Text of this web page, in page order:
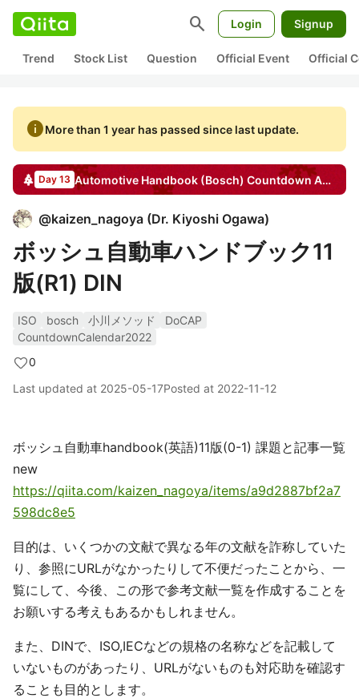
search Login Signup
Trend Stock List Question Official Event Official
infoMore than 1 year has passed since last update.
Day 13 Automotive Handbook (Bosch) Countdown Advent Calendar
@kaizen_nagoya (Dr. Kiyoshi Ogawa)
ボッシュ自動車ハンドブック11
版(R1) DIN
ISO bosch 小川メソッド
DoCAP
CountdownCalendar2022
0
Last updated at 2025-05-17Posted at 2022-11-12
ボッシュ自動車handbook(英語)11版(0-1) 課題と記事一覧
new
https://qiita.com/kaizen_nagoya/items/a9d2887bf2a7
598dc8e5
目的は、いくつかの文献で異なる年の文献を詐称していた
り、参照にURLがなかったりして不便だったことから、一
覧にして、今後、この形で参考文献一覧を作成することを
お願いする考えもあるかもしれません。
また、DINで、ISO,IECなどの規格の名称などを記載して
いないものがあったり、URLがないものも対応助を確認す
ることも目的とします。